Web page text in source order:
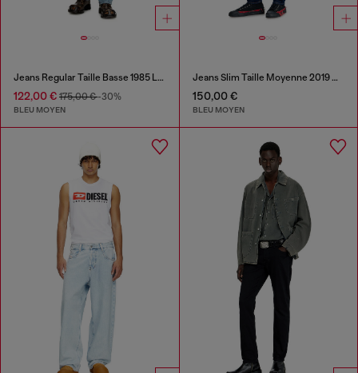
Jeans Regular Taille Basse 1985 Larkee
122,00 € 175,00 €-30%
BLEU MOYEN
Jeans Slim Taille Moyenne 2019 D-Strukt
150,00 €
BLEU MOYEN